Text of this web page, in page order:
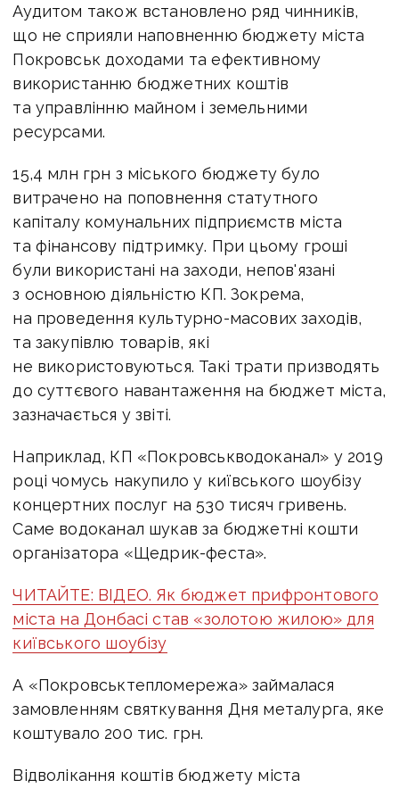
Аудитом також встановлено ряд чинників,
що не сприяли наповненню бюджету міста
Покровськ доходами та ефективному
використанню бюджетних коштів
та управлінню майном і земельними
ресурсами.
15,4 млн грн з міського бюджету було
витрачено на поповнення статутного
капіталу комунальних підприємств міста
та фінансову підтримку. При цьому гроші
були використані на заходи, непов'язані
з основною діяльністю КП. Зокрема,
на проведення культурно-масових заходів,
та закупівлю товарів, які
не використовуються. Такі трати призводять
до суттєвого навантаження на бюджет міста,
зазначається у звіті.
Наприклад, КП «Покровськводоканал» у 2019
році чомусь накупило у київського шоубізу
концертних послуг на 530 тисяч гривень.
Саме водоканал шукав за бюджетні кошти
організатора «Щедрик-феста».
ЧИТАЙТЕ: ВІДЕО. Як бюджет прифронтового
міста на Донбасі cтав «золотою жилою» для
київського шоубізу
А «Покровськтепломережа» займалася
замовленням святкування Дня металурга, яке
коштувало 200 тис. грн.
Відволікання коштів бюджету міста